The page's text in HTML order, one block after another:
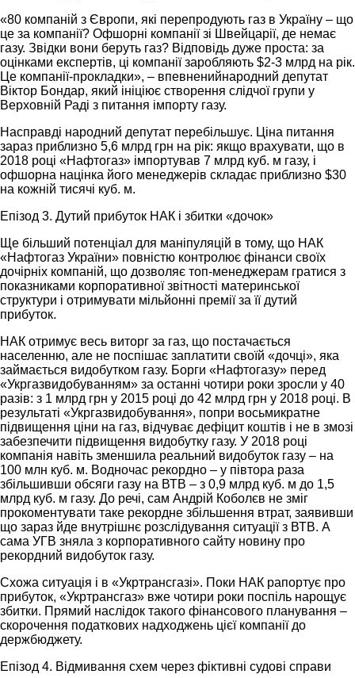
«80 компаній з Європи, які перепродують газ в Україну – що
це за компанії? Офшорні компанії зі Швейцарії, де немає
газу. Звідки вони беруть газ? Відповідь дуже проста: за
оцінками експертів, ці компанії заробляють $2-3 млрд на рік.
Це компанії-прокладки», – впевненийнародний депутат
Віктор Бондар, який ініціює створення слідчої групи у
Верховній Раді з питання імпорту газу.
Насправді народний депутат перебільшує. Ціна питання
зараз приблизно 5,6 млрд грн на рік: якщо врахувати, що в
2018 році «Нафтогаз» імпортував 7 млрд куб. м газу, і
офшорна націнка його менеджерів складає приблизно $30
на кожній тисячі куб. м.
Епізод 3. Дутий прибуток НАК і збитки «дочок»
Ще більший потенціал для маніпуляцій в тому, що НАК
«Нафтогаз України» повністю контролює фінанси своїх
дочірніх компаній, що дозволяє топ-менеджерам гратися з
показниками корпоративної звітності материнської
структури і отримувати мільйонні премії за її дутий
прибуток.
НАК отримує весь виторг за газ, що постачається
населенню, але не поспішає заплатити своїй «дочці», яка
займається видобутком газу. Борги «Нафтогазу» перед
«Укргазвидобуванням» за останні чотири роки зросли у 40
разів: з 1 млрд грн у 2015 році до 42 млрд грн у 2018 році. В
результаті «Укргазвидобування», попри восьмикратне
підвищення ціни на газ, відчуває дефіцит коштів і не в змозі
забезпечити підвищення видобутку газу. У 2018 році
компанія навіть зменшила реальний видобуток газу – на
100 млн куб. м. Водночас рекордно – у півтора раза
збільшивши обсяги газу на ВТВ – з 0,9 млрд куб. м до 1,5
млрд куб. м газу. До речі, сам Андрій Коболєв не зміг
прокоментувати таке рекордне збільшення втрат, заявивши
що зараз йде внутрішнє розслідування ситуації з ВТВ. А
сама УГВ зняла з корпоративного сайту новину про
рекордний видобуток газу.
Схожа ситуація і в «Укртрансгазі». Поки НАК рапортує про
прибуток, «Укртрансгаз» вже чотири роки поспіль нарощує
збитки. Прямий наслідок такого фінансового планування –
скорочення податкових надходжень цієї компанії до
держбюджету.
Епізод 4. Відмивання схем через фіктивні судові справи